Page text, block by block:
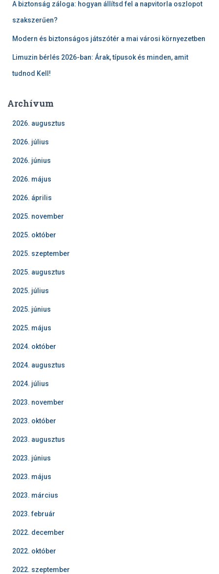
A biztonság záloga: hogyan állítsd fel a napvitorla oszlopot
szakszerűen?
Modern és biztonságos játszótér a mai városi környezetben
Limuzin bérlés 2026-ban: Árak, típusok és minden, amit
tudnod Kell!
Archívum
2026. augusztus
2026. július
2026. június
2026. május
2026. április
2025. november
2025. október
2025. szeptember
2025. augusztus
2025. július
2025. június
2025. május
2024. október
2024. augusztus
2024. július
2023. november
2023. október
2023. augusztus
2023. június
2023. május
2023. március
2023. február
2022. december
2022. október
2022. szeptember